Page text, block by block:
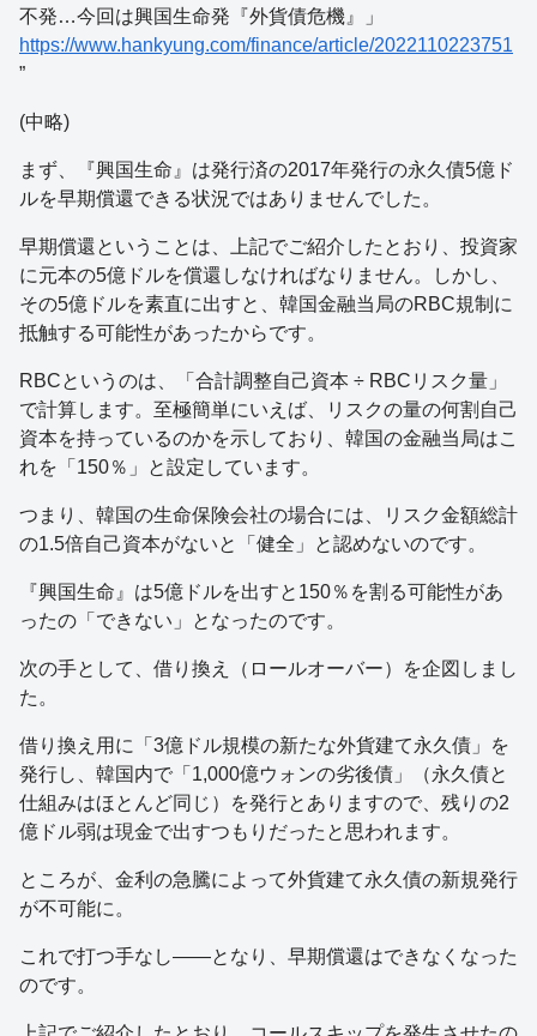
不発…今回は興国生命発『外貨債危機』」
https://www.hankyung.com/finance/article/2022110223751
”
(中略)
まず、『興国生命』は発行済の2017年発行の永久債5億ド
ルを早期償還できる状況ではありませんでした。
早期償還ということは、上記でご紹介したとおり、投資家
に元本の5億ドルを償還しなければなりません。しかし、
その5億ドルを素直に出すと、韓国金融当局のRBC規制に
抵触する可能性があったからです。
RBCというのは、「合計調整自己資本 ÷ RBCリスク量」
で計算します。至極簡単にいえば、リスクの量の何割自己
資本を持っているのかを示しており、韓国の金融当局はこ
れを「150％」と設定しています。
つまり、韓国の生命保険会社の場合には、リスク金額総計
の1.5倍自己資本がないと「健全」と認めないのです。
『興国生命』は5億ドルを出すと150％を割る可能性があ
ったの「できない」となったのです。
次の手として、借り換え（ロールオーバー）を企図しまし
た。
借り換え用に「3億ドル規模の新たな外貨建て永久債」を
発行し、韓国内で「1,000億ウォンの劣後債」（永久債と
仕組みはほとんど同じ）を発行とありますので、残りの2
億ドル弱は現金で出すつもりだったと思われます。
ところが、金利の急騰によって外貨建て永久債の新規発行
が不可能に。
これで打つ手なし――となり、早期償還はできなくなった
のです。